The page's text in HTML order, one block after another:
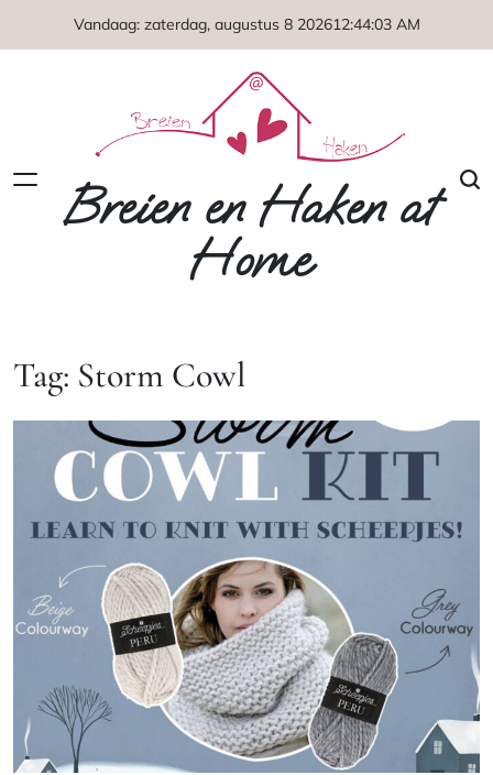
Vandaag: zaterdag, augustus 8 202612:44:03 AM
Breien en Haken at
Home
Tag: Storm Cowl